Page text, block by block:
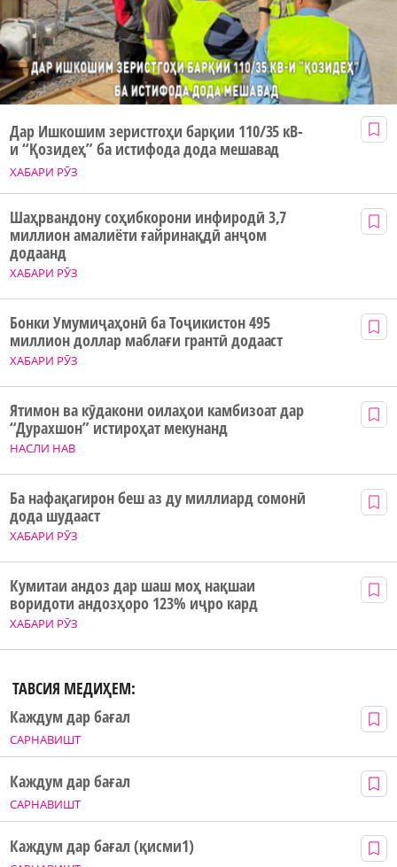
ХАБАРИ РӮЗ
Дар Ишкошим зеристгоҳи барқии 110/35 кВ-
и “Қозидеҳ” ба истифода дода мешавад
ХАБАРИ РӮЗ
Шаҳрвандону соҳибкорони инфиродӣ 3,7
миллион амалиёти ғайринақдӣ анҷом
додаанд
ХАБАРИ РӮЗ
Бонки Умумиҷаҳонӣ ба Тоҷикистон 495
миллион доллар маблағи грантӣ додааст
НАСЛИ НАВ
Ятимон ва кӯдакони оилаҳои камбизоат дар
“Дурахшон” истироҳат мекунанд
ХАБАРИ РӮЗ
Ба нафақагирон беш аз ду миллиард сомонӣ
дода шудааст
ХАБАРИ РӮЗ
Кумитаи андоз дар шаш моҳ нақшаи
воридоти андозҳоро 123% иҷро кард
ТАВСИЯ МЕДИҲЕМ:
САРНАВИШТ
Каждум дар бағал
САРНАВИШТ
Каждум дар бағал
Каждум дар бағал (қисми1)